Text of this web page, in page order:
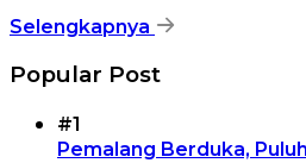
Selengkapnya
Popular Post
#1
Pemalang Berduka,